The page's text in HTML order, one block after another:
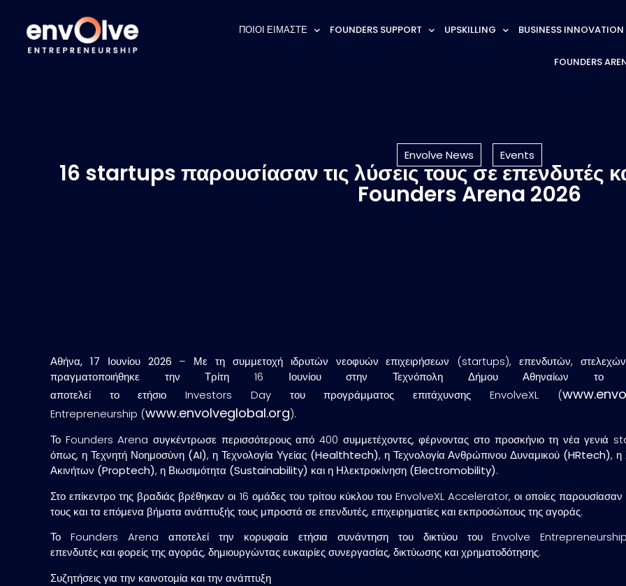
ΠΟΙΟΙ ΕΙΜΑΣΤΕ FOUNDERS SUPPORT UPSKILLING BUSINESS INNOVATION
FOUNDERS
Envolve News Events
16 startups παρουσίασαν τις λύσεις τους σε επενδυτές
Founders Arena 2026
Αθήνα, 17 Ιουνίου 2026 – Με τη συμμετοχή ιδρυτών νεοφυών επιχειρήσεων (startups), επενδυτών, στελεχών
πραγματοποιήθηκε την Τρίτη 16 Ιουνίου στην Τεχνόπολη Δήμου Αθηναίων
αποτελεί το ετήσιο Investors Day του προγράμματος επιτάχυνσης EnvolveXL (
Entrepreneurship (www.envolveglobal.org).
Το Founders Arena συγκέντρωσε περισσότερους από 400 συμμετέχοντες, φέρνοντας στο προσκήνιο τη νέα γενιά
όπως, η Τεχνητή Νοημοσύνη (AI), η Τεχνολογία Υγείας (Healthtech), η Τεχνολογία Ανθρώπινου Δυναμικού (HRtech), η
Ακινήτων (Proptech), η Βιωσιμότητα (Sustainability) και η Ηλεκτροκίνηση (Electromobility).
Στο επίκεντρο της βραδιάς βρέθηκαν οι 16 ομάδες του τρίτου κύκλου του EnvolveXL Accelerator, οι οποίες παρουσίασαν
τους και τα επόμενα βήματα ανάπτυξής τους μπροστά σε επενδυτές, επιχειρηματίες και εκπροσώπους της αγοράς.
Το Founders Arena αποτελεί την κορυφαία ετήσια συνάντηση του δικτύου του Envolve
επενδυτές και φορείς της αγοράς, δημιουργώντας ευκαιρίες συνεργασίας, δικτύωσης και χρηματοδότησης.
Συζητήσεις για την καινοτομία και την ανάπτυξη